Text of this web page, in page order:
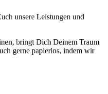
unsere Leistungen und
bringt Dich Deinem Traum
gerne papierlos, indem wir